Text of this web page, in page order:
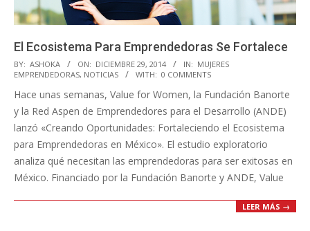
El Ecosistema Para Emprendedoras Se Fortalece
2014-
12-
29
BY: ASHOKA ON: DICIEMBRE 29, 2014 IN: MUJERES
EMPRENDEDORAS, NOTICIAS WITH: 0 COMMENTS
Hace unas semanas, Value for Women, la Fundación Banorte
y la Red Aspen de Emprendedores para el Desarrollo (ANDE)
lanzó «Creando Oportunidades: Fortaleciendo el Ecosistema
para Emprendedoras en México». El estudio exploratorio
analiza qué necesitan las emprendedoras para ser exitosas en
México. Financiado por la Fundación Banorte y ANDE, Value
LEER MÁS →